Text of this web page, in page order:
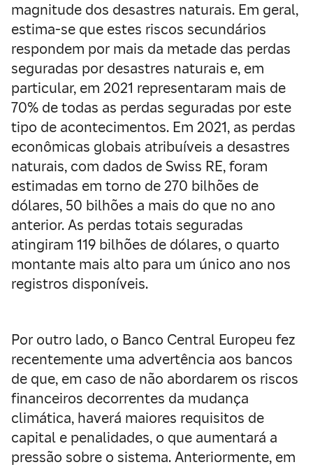
magnitude dos desastres naturais. Em geral,
estima-se que estes riscos secundários
respondem por mais da metade das perdas
seguradas por desastres naturais e, em
particular, em 2021 representaram mais de
70% de todas as perdas seguradas por este
tipo de acontecimentos. Em 2021, as perdas
econômicas globais atribuíveis a desastres
naturais, com dados de Swiss RE, foram
estimadas em torno de 270 bilhões de
dólares, 50 bilhões a mais do que no ano
anterior. As perdas totais seguradas
atingiram 119 bilhões de dólares, o quarto
montante mais alto para um único ano nos
registros disponíveis.
Por outro lado, o Banco Central Europeu fez
recentemente uma advertência aos bancos
de que, em caso de não abordarem os riscos
financeiros decorrentes da mudança
climática, haverá maiores requisitos de
capital e penalidades, o que aumentará a
pressão sobre o sistema. Anteriormente, em